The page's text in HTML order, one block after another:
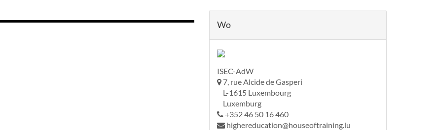
Wo
ISEC-AdW
7, rue Alcide de Gasperi
L-1615 Luxembourg
Luxemburg
+352 46 50 16 460
highereducation@houseoftraining.lu